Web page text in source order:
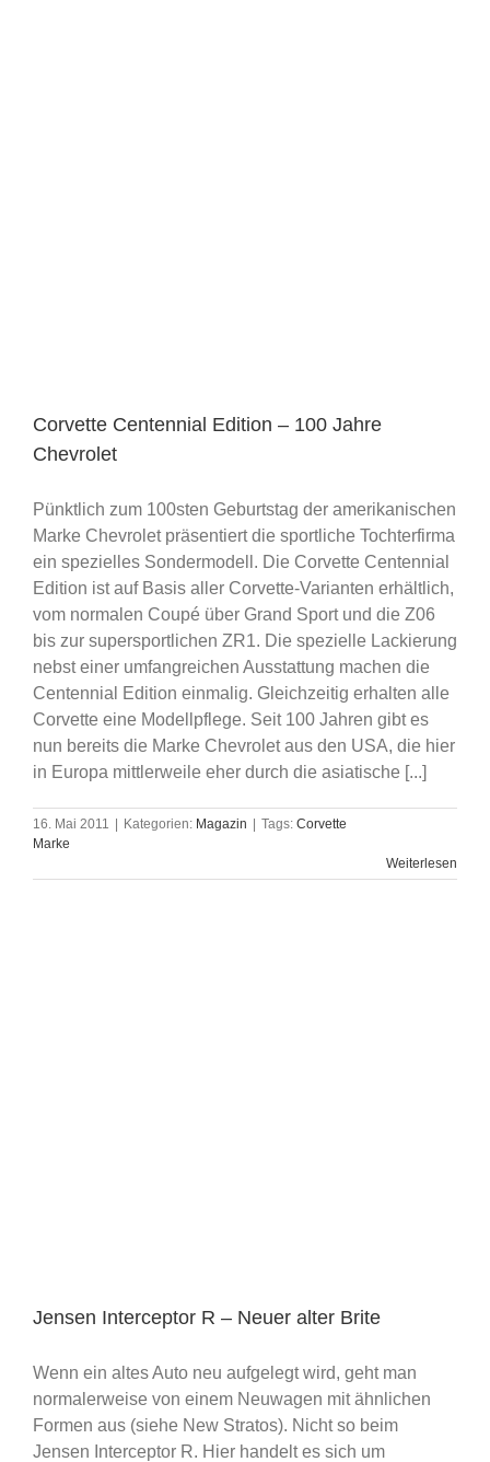
Corvette Centennial Edition – 100 Jahre
Chevrolet
Pünktlich zum 100sten Geburtstag der amerikanischen
Marke Chevrolet präsentiert die sportliche Tochterfirma
ein spezielles Sondermodell. Die Corvette Centennial
Edition ist auf Basis aller Corvette-Varianten erhältlich,
vom normalen Coupé über Grand Sport und die Z06
bis zur supersportlichen ZR1. Die spezielle Lackierung
nebst einer umfangreichen Ausstattung machen die
Centennial Edition einmalig. Gleichzeitig erhalten alle
Corvette eine Modellpflege. Seit 100 Jahren gibt es
nun bereits die Marke Chevrolet aus den USA, die hier
in Europa mittlerweile eher durch die asiatische [...]
16. Mai 2011 Kategorien: Magazin Tags: Corvette
Marke
Weiterlesen
Jensen Interceptor R – Neuer alter Brite
Wenn ein altes Auto neu aufgelegt wird, geht man
normalerweise von einem Neuwagen mit ähnlichen
Formen aus (siehe New Stratos). Nicht so beim
Jensen Interceptor R. Hier handelt es sich um